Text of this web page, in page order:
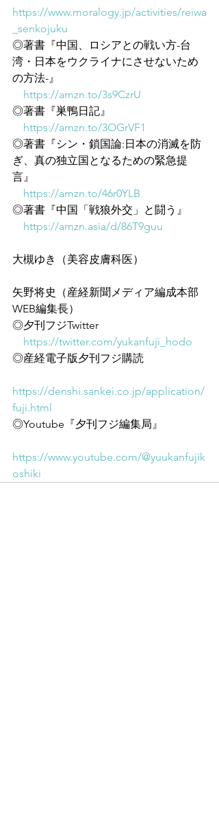
https://www.moralogy.jp/activities/reiwa
_senkojuku
◎著書『中国、ロシアとの戦い方-台
湾・日本をウクライナにさせないため
の方法-』
https://amzn.to/3s9CzrU
◎著書『巣鴨日記』
https://amzn.to/3OGrVF1
◎著書『シン・鎖国論:日本の消滅を防
ぎ、真の独立国となるための緊急提
言』
https://amzn.to/46r0YLB
◎著書『中国「戦狼外交」と闘う』
https://amzn.asia/d/86T9guu
大槻ゆき（美容皮膚科医）
矢野将史（産経新聞メディア編成本部
WEB編集長）
◎夕刊フジTwitter
https://twitter.com/yukanfuji_hodo
◎産経電子版夕刊フジ購読
https://denshi.sankei.co.jp/application/
fuji.html
◎Youtube『夕刊フジ編集局』
https://www.youtube.com/@yuukanfujik
oshiki